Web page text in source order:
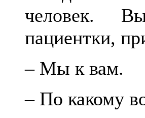
человек.
пациентки,
– Мы к вам.
– По какому